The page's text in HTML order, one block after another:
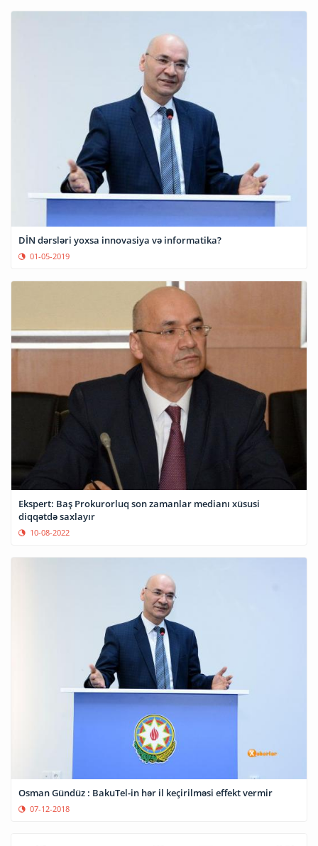
DİN dərsləri yoxsa innovasiya və informatika?
01-05-2019
Ekspert: Baş Prokurorluq son zamanlar medianı xüsusi
diqqətdə saxlayır
10-08-2022
Osman Gündüz : BakuTel-in hər il keçirilməsi effekt vermir
07-12-2018